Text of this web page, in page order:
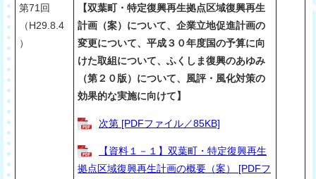
第71回
（H29.8.4
）
【双葉町・特定復興再生拠点区域復興再生
計画（案）について、企業立地促進計画の
変更について、平成３０年度国の予算に向
けた取組について、ふくしま復興のあゆみ
（第２０版）について、風評・風化対策の
効果的な実施に向けて】
次第 [PDFファイル／85KB]
【資料１－１】双葉町・特定復興再生
拠点区域復興再生計画の概要（案） [PDFフ